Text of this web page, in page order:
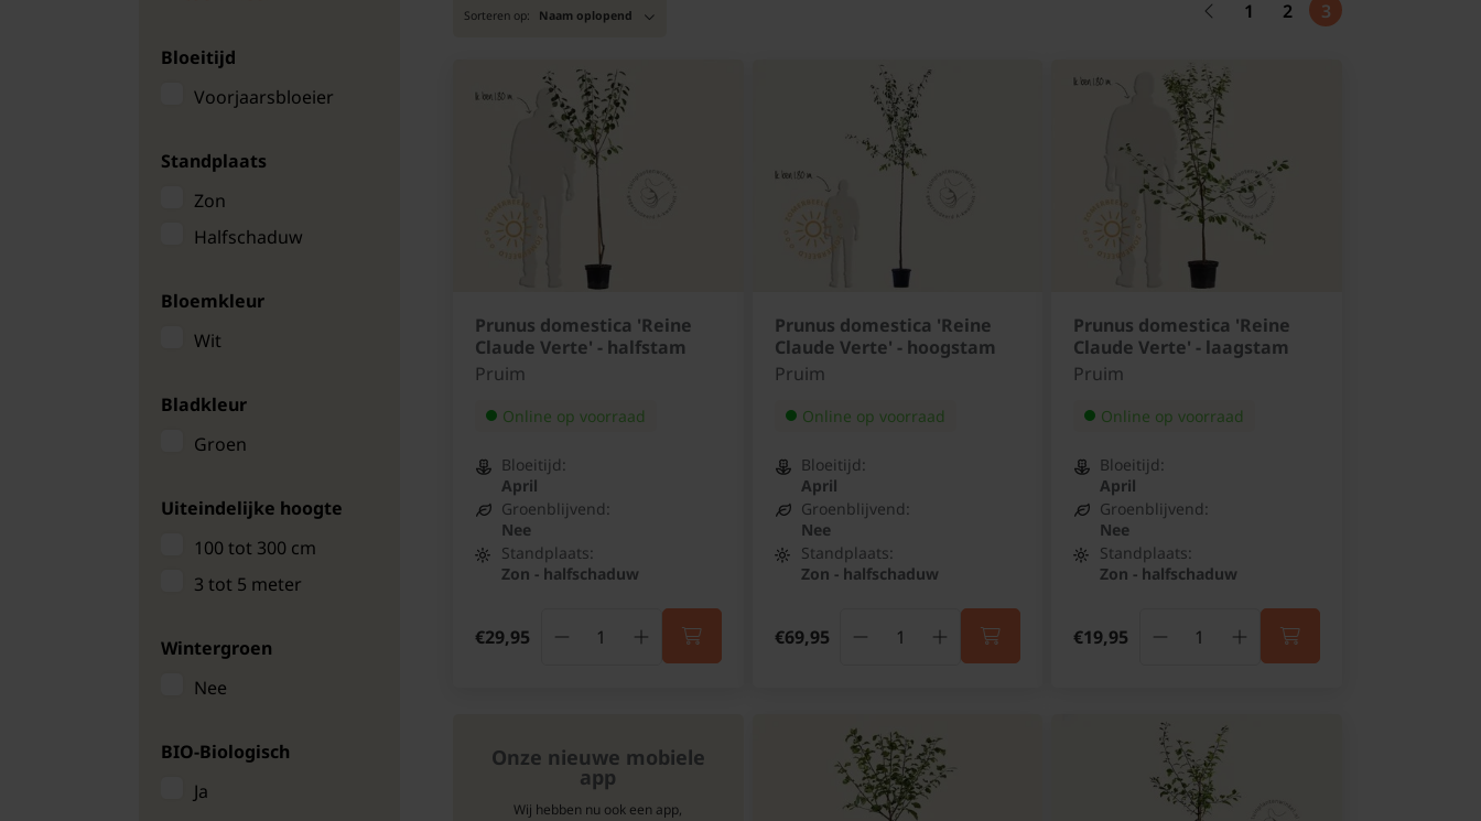
Kersenbomen
Kweepeerboom
Nashipeer
Nectarine boom
Perenbomen
Pruimenbomen
Tamme kastanje
Mini fruitbomen
Leifruit
Bloeitijd
Voorjaarsbloeier
Standplaats
Zon
Halfschaduw
Bloemkleur
Wit
Bladkleur
Groen
Uiteindelijke hoogte
100 tot 300 cm
3 tot 5 meter
Wintergroen
Nee
BIO-Biologisch
Ja
Sorteren op: Naam oplopend 1 2 3
Prunus domestica 'Reine
Claude Verte' - halfstam
Pruim
Online op voorraad
Bloeitijd:
April
Groenblijvend:
Nee
Standplaats:
Zon - halfschaduw
€29,95
Prunus domestica 'Reine
Claude Verte' - hoogstam
Pruim
Online op voorraad
Bloeitijd:
April
Groenblijvend:
Nee
Standplaats:
Zon - halfschaduw
€69,95
Prunus domestica 'Reine
Claude Verte' - laagstam
Pruim
Online op voorraad
Bloeitijd:
April
Groenblijvend:
Nee
Standplaats:
Zon - halfschaduw
€19,95
Onze nieuwe mobiele
app
Wij hebben nu ook een app,